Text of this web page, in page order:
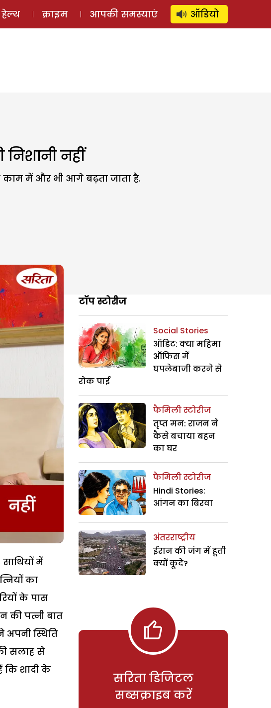
ऑडियो स्टोरी लॉग इन ⚲ SUBSCRIBE
हेल्थ क्राइम आपकी समस्याएं ऑडियो
नहीं
काम में और भी आगे बढ़ता जाता है.
में
का
के पास
की पत्नी बात
अपनी स्थिति
सलाह से
कि शादी के
टॉप स्टोरीज
Social Stories
ऑडिट: क्या महिमा
ऑफिस में
घपलेबाजी करने से
रोक पाई
फैमिली स्टोरीज
तृप्त मन: राजन ने
कैसे बचाया बहन
का घर
फैमिली स्टोरीज
Hindi Stories:
आंगन का बिरवा
अंतरराष्ट्रीय
ईरान की जंग में हूती
क्यों कूदे?
सरिता डिजिटल
सब्सक्राइब करें